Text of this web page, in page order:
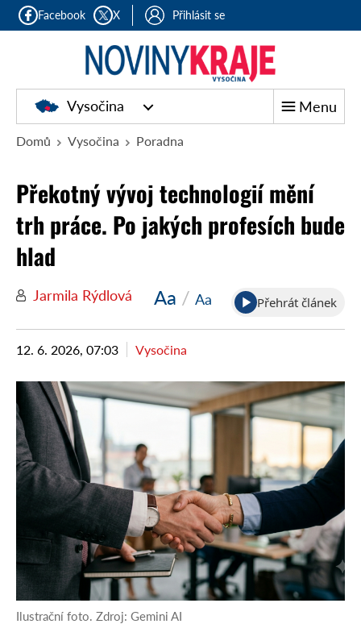
Facebook X Přihlásit se
Vysočina Menu
Domů Vysočina Poradna
Překotný vývoj technologií mění
trh práce. Po jakých profesích bude
hlad
Jarmila Rýdlová Aa / Aa Přehrát článek
12. 6. 2026, 07:03 Vysočina
Ilustrační foto. Zdroj: Gemini AI